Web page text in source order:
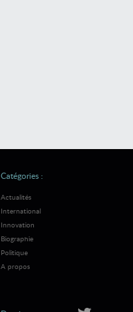
Catégories :
Actualités
International
Innovation
Biographie
Politique
A propos